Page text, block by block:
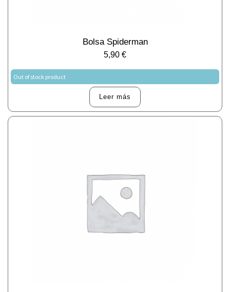
Bolsa Spiderman
5,90 €
Out of stock product
Leer más